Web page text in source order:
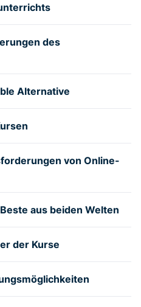
des
Alternative
von Online-
aus beiden Welten
der Kurse